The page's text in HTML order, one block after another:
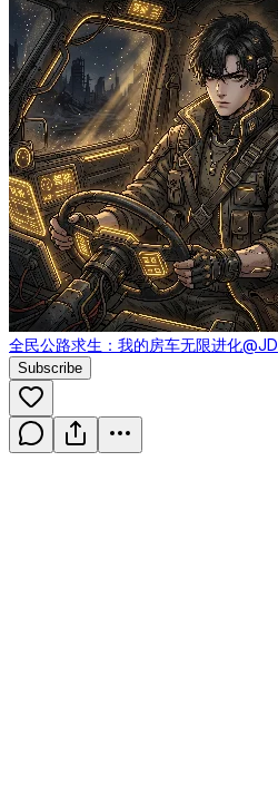
全民公路求生：我的房车无限进化@JD
Subscribe